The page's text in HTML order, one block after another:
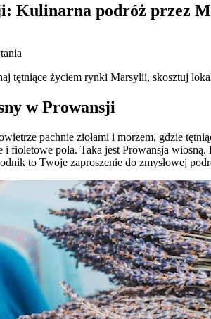
Kulinarna podróż przez
tętniące życiem rynki Marsylii, skosztuj
w Prowansji
pachnie ziołami i morzem, gdzie
i fioletowe pola. Taka jest Prowansja
to Twoje zaproszenie do zmysłowej